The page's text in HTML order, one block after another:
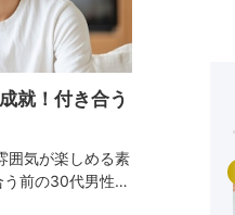
就！付き合う
囲気が楽しめる素
前の30代男性と